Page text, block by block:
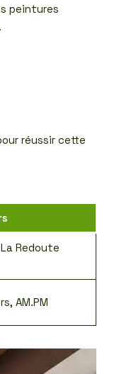
peintures
réussir cette
Redoute
AM.PM